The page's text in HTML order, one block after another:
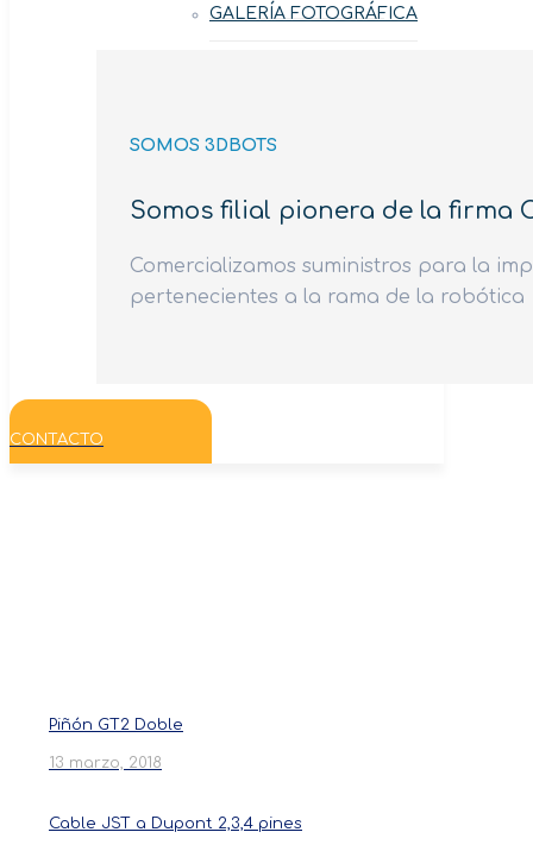
GALERÍA FOTOGRÁFICA
SOMOS 3DBOTS
Somos filial pionera de la firma
Comercializamos suministros para la
pertenecientes a la rama de la robótica
CONTACTO
Piñón GT2 Doble
13 marzo, 2018
Cable JST a Dupont 2,3,4 pines